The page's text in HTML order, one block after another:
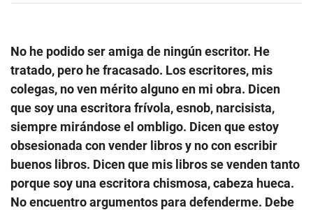
No he podido ser amiga de ningún escritor. He
tratado, pero he fracasado. Los escritores, mis
colegas, no ven mérito alguno en mi obra. Dicen
que soy una escritora frívola, esnob, narcisista,
siempre mirándose el ombligo. Dicen que estoy
obsesionada con vender libros y no con escribir
buenos libros. Dicen que mis libros se venden tanto
porque soy una escritora chismosa, cabeza hueca.
No encuentro argumentos para defenderme. Debe